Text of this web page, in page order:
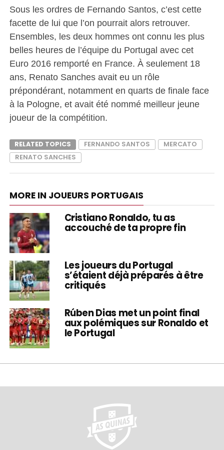
Sous les ordres de Fernando Santos, c’est cette
facette de lui que l’on pourrait alors retrouver.
Ensembles, les deux hommes ont connu les plus
belles heures de l’équipe du Portugal avec cet
Euro 2016 remporté en France. À seulement 18
ans, Renato Sanches avait eu un rôle
prépondérant, notamment en quarts de finale face
à la Pologne, et avait été nommé meilleur jeune
joueur de la compétition.
RELATED TOPICS FERNANDO SANTOS
MERCATO
RENATO SANCHES
MORE IN JOUEURS PORTUGAIS
Cristiano Ronaldo, tu as
accouché de ta propre fin
Les joueurs du Portugal
s’étaient déjà préparés à être
critiqués
Rúben Dias met un point final
aux polémiques sur Ronaldo et
le Portugal